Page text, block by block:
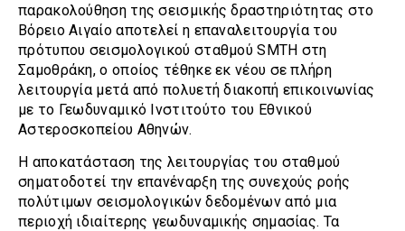
παρακολούθηση της σεισμικής δραστηριότητας στο
Βόρειο Αιγαίο αποτελεί η επαναλειτουργία του
πρότυπου σεισμολογικού σταθμού SMTH στη
Σαμοθράκη, ο οποίος τέθηκε εκ νέου σε πλήρη
λειτουργία μετά από πολυετή διακοπή επικοινωνίας
με το Γεωδυναμικό Ινστιτούτο του Εθνικού
Αστεροσκοπείου Αθηνών.
Η αποκατάσταση της λειτουργίας του σταθμού
σηματοδοτεί την επανέναρξη της συνεχούς ροής
πολύτιμων σεισμολογικών δεδομένων από μια
περιοχή ιδιαίτερης γεωδυναμικής σημασίας. Τα